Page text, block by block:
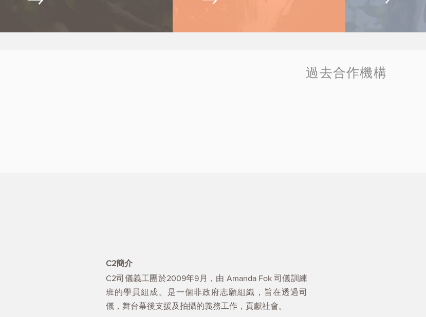
​過去合作機構
​C2簡介
C2司儀義⼯團於2009年9⽉，由 Amanda Fok 司儀訓練
班的學員組成。是⼀個非政府志願組織，旨在透過司
儀，舞台幕後支援及拍攝的義務工作，貢獻社會。